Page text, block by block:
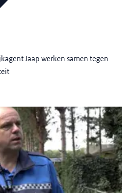
Jaap werken samen tegen